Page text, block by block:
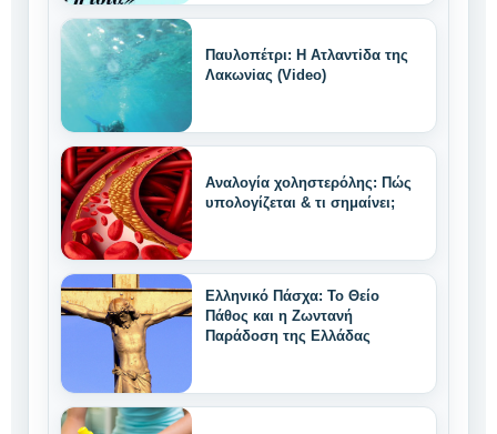
Παυλοπέτρι: Η Ατλαντiδα της
Λακωνiας (Video)
Αναλογία χοληστερόλης: Πώς
υπολογίζεται & τι σημαίνει;
Ελληνικό Πάσχα: Το Θείο
Πάθος και η Ζωντανή
Παράδοση της Ελλάδας